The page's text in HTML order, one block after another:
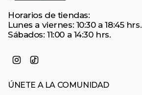
Horarios de tiendas:
Lunes a viernes: 10:30 a 18:45 hrs.
Sábados: 11:00 a 14:30 hrs.
Instagram
ÚNETE A LA COMUNIDAD